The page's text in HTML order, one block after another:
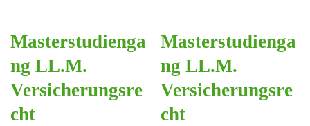
Masterstudienga
ng LL.M.
Versicherungsre
cht
Masterstudienga
ng LL.M.
Versicherungsre
cht